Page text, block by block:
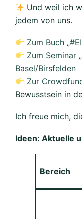
Und weil ich
jedem von uns.
Zum Buch
Zum Seminar
Basel/Birsfelden
Zur
Bewusstsein in
Ich freue mich,
Ideen: Aktuelle
Bereich